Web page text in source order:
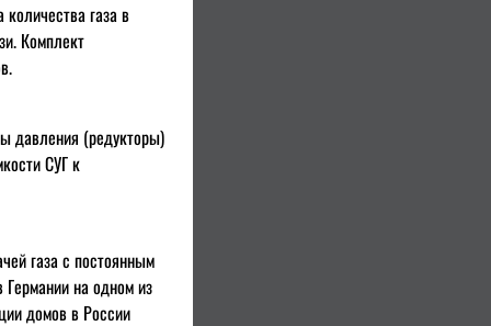
газа в
Комплект
давления (редукторы)
СУГ к
газа с постоянным
Германии на одном из
домов в России